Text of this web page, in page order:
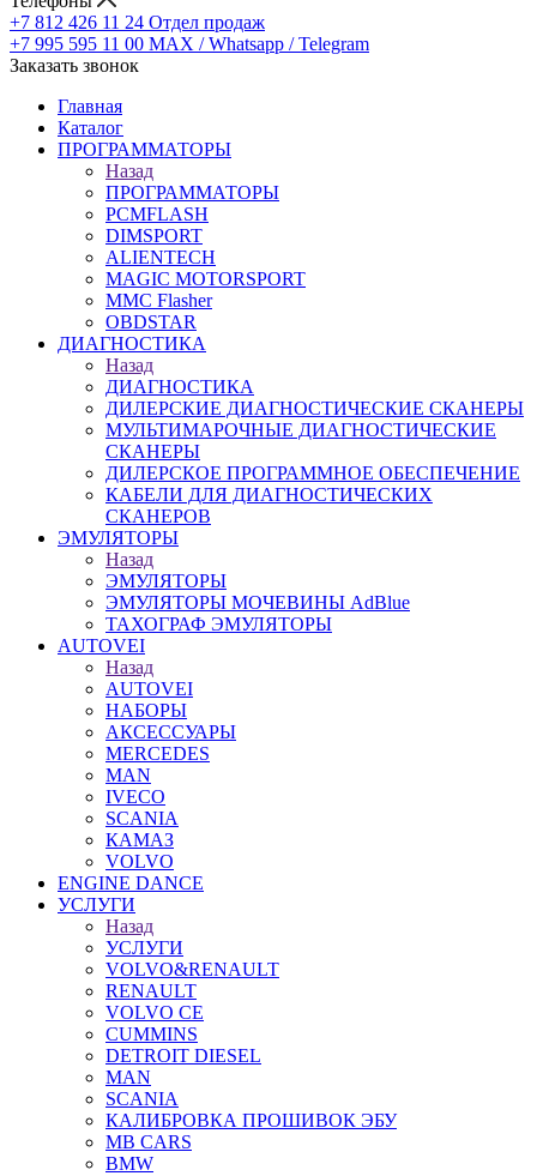
+7 812 426 11 24 Отдел продаж
+7 995 595 11 00 MAX / Whatsapp / Telegram
Заказать звонок
Главная
Каталог
ПРОГРАММАТОРЫ
Назад
ПРОГРАММАТОРЫ
PCMFLASH
DIMSPORT
ALIENTECH
MAGIC MOTORSPORT
MMC Flasher
OBDSTAR
ДИАГНОСТИКА
Назад
ДИАГНОСТИКА
ДИЛЕРСКИЕ ДИАГНОСТИЧЕСКИЕ СКАНЕРЫ
МУЛЬТИМАРОЧНЫЕ ДИАГНОСТИЧЕСКИЕ
СКАНЕРЫ
ДИЛЕРСКОЕ ПРОГРАММНОЕ ОБЕСПЕЧЕНИЕ
КАБЕЛИ ДЛЯ ДИАГНОСТИЧЕСКИХ
СКАНЕРОВ
ЭМУЛЯТОРЫ
Назад
ЭМУЛЯТОРЫ
ЭМУЛЯТОРЫ МОЧЕВИНЫ АdBlue
ТАХОГРАФ ЭМУЛЯТОРЫ
AUTOVEI
Назад
AUTOVEI
НАБОРЫ
АКСЕССУАРЫ
MERCEDES
MAN
IVECO
SCANIA
КАМАЗ
VOLVO
ENGINE DANCE
УСЛУГИ
Назад
УСЛУГИ
VOLVO&RENAULT
RENAULT
VOLVO CE
CUMMINS
DETROIT DIESEL
MAN
SCANIA
КАЛИБРОВКА ПРОШИВОК ЭБУ
MB CARS
BMW